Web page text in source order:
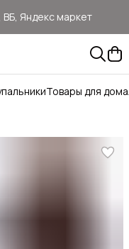
Яндекс маркет
ЛогистикаТовары для дома